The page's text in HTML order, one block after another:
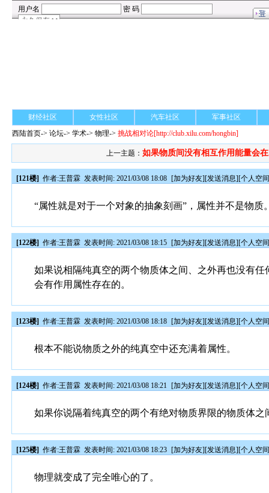
财经社区 女性社区 汽车社区
军事社区
西陆首页->论坛->学术-> 物理->挑战相对论[http://club.xilu.com/hongbin]
上一主题： 如果物质间没有相互作用能量会
[121楼] 作者:王普霖 发表时间: 2021/03/08 18:08 [加为好友][发送消息][个人空
“属性就是对于一个对象的抽象刻画”，属性并不是物质
[122楼] 作者:王普霖 发表时间: 2021/03/08 18:15 [加为好友][发送消息][个人空
如果说相隔纯真空的两个物质体之间、之外再也没有
会有作用属性存在的。
[123楼] 作者:王普霖 发表时间: 2021/03/08 18:18 [加为好友][发送消息][个人空
根本不能说物质之外的纯真空中还充满着属性。
[124楼] 作者:王普霖 发表时间: 2021/03/08 18:21 [加为好友][发送消息][个人空
如果你说隔着纯真空的两个有绝对物质界限的物质体
[125楼] 作者:王普霖 发表时间: 2021/03/08 18:23 [加为好友][发送消息][个人空
物理就变成了完全唯心的了。